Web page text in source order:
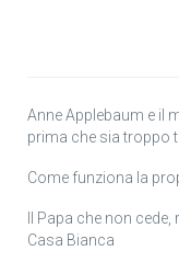
Anne Applebaum e il
prima che sia troppo
Come funziona la
Il Papa che non
Casa Bianca